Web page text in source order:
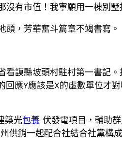
有市值！我寧願用一棟別
頭，芳華奮斗篇章不竭書寫。
謨縣坡頭村駐村第一書記
應Y應該是X的虛數單位才
築光包養 伏發電項目，輔助
供銷一起配合社結合社黨構